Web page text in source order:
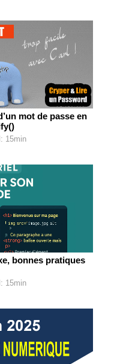
mot de passe en
15min
bonnes pratiques
15min